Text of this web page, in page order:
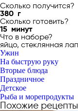
Сколько получится?
380 г
Сколько готовить?
15 минут
Что в наборе?
яйцо, стеклянная
Ужин
На быструю руку
Вторые блюда
Праздничное
Детское
Рыба и морепродукты
Похожие